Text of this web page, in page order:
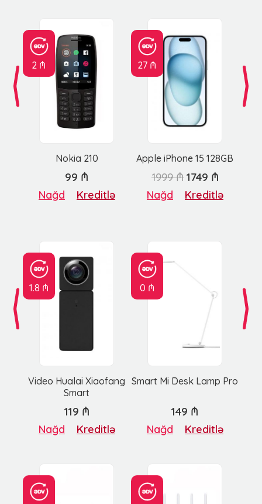
2 ₼
Nokia 210
27 ₼
Apple iPhone 15 128GB
99 ₼
Nağd Kreditlə
1999 ₼ 1749 ₼
Nağd Kreditlə
1.8 ₼
Video Hualai Xiaofang
Smart
0 ₼
Smart Mi Desk Lamp Pro
119 ₼
Nağd Kreditlə
149 ₼
Nağd Kreditlə